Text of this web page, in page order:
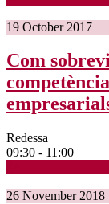
19 October 2017
Com
Redessa
09:30 - 11:00
26 November 2018